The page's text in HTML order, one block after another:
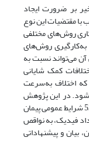
بر ضرورت ایجاد
مقتضیات این نوع
روش‌های مختلفی
روش‌های
می‌تواند نسبت به
کمک شایانی
که اختلاف به‌سرعت
در این پژوهش
ضمن بررسی شروط حل‌وفصل اختلافات در ماده 53 شرایط عمومی پیمان
فیدیک، به نواقص
پیمان، بیان و پیشنهاداتی